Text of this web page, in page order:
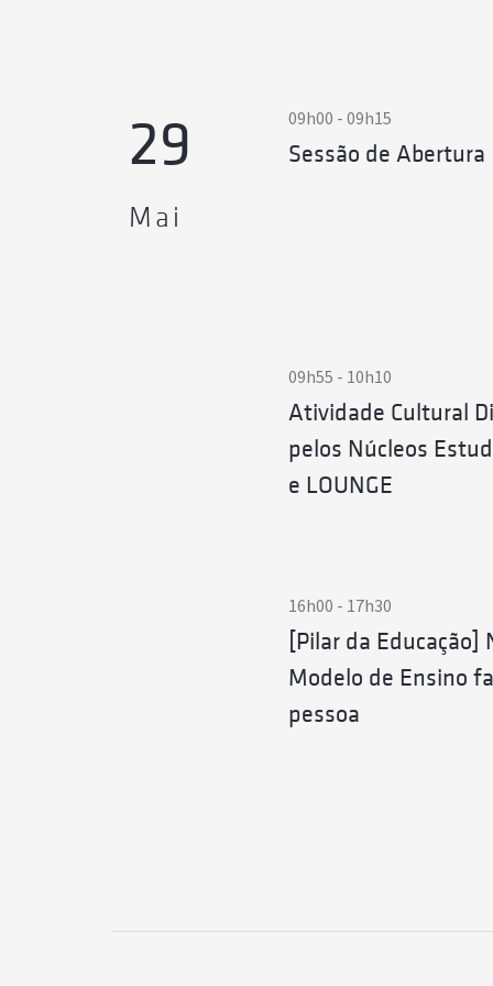
29
Mai
09h00 - 09h15
Sessão de Abertura
09h55 - 10h10
Atividade Cultural
pelos Núcleos
e LOUNGE
16h00 - 17h30
[Pilar da Educação]
Modelo de Ensino
pessoa
em
que
his PhD
Pedro
the
is the